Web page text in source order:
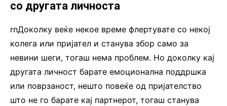
со другата личноста
rnДоколку веќе некое време флертувате со некој
колега или пријател и станува збор само за
невини шеги, тогаш нема проблем. Но доколку кај
другата личност барате емоционална поддршка
или поврзаност, нешто повеќе од пријателство
што не го барате кај партнерот, тогаш станува